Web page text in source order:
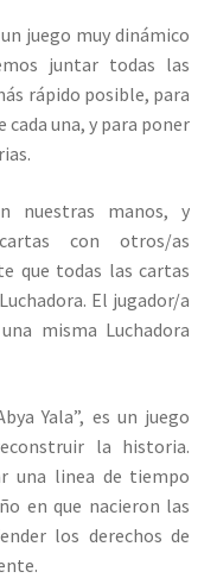
juego muy dinámico
juntar todas las
rápido posible, para
una, y para poner
nuestras manos, y
con otros/as
que todas las cartas
El jugador/a
misma Luchadora
Yala”, es un juego
la historia.
una linea de tiempo
en que nacieron las
los derechos de